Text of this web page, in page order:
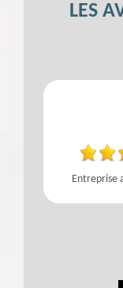
LES
Entreprise